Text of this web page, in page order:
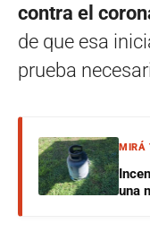
contra el
de que esa
prueba
MIRÁ
una